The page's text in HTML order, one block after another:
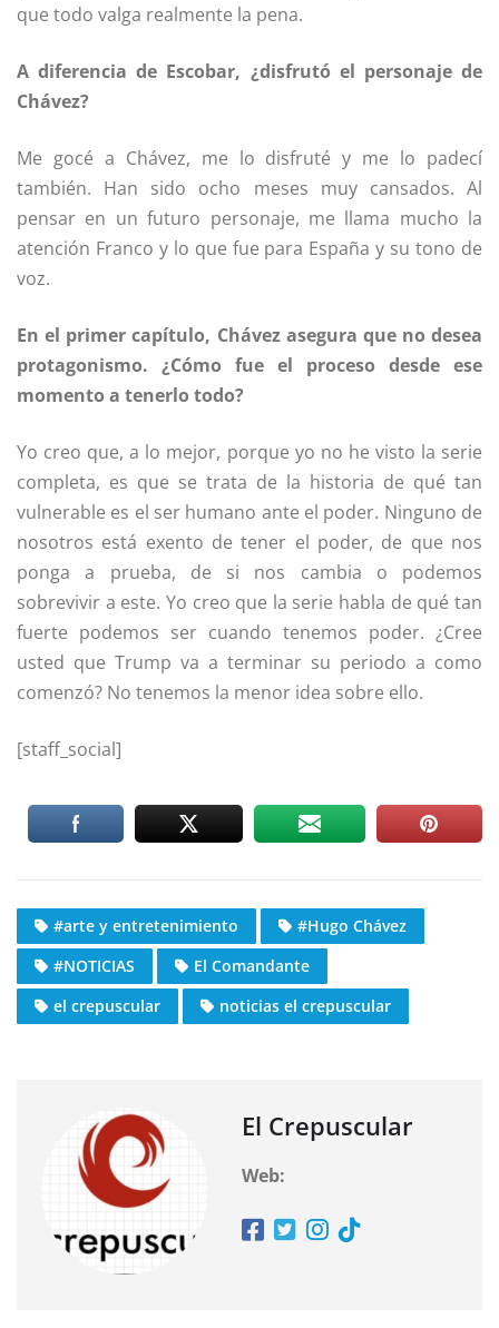
que todo valga realmente la pena.
A diferencia de Escobar, ¿disfrutó el personaje de
Chávez?
Me gocé a Chávez, me lo disfruté y me lo padecí
también. Han sido ocho meses muy cansados. Al
pensar en un futuro personaje, me llama mucho la
atención Franco y lo que fue para España y su tono de
voz.
En el primer capítulo, Chávez asegura que no desea
protagonismo. ¿Cómo fue el proceso desde ese
momento a tenerlo todo?
Yo creo que, a lo mejor, porque yo no he visto la serie
completa, es que se trata de la historia de qué tan
vulnerable es el ser humano ante el poder. Ninguno de
nosotros está exento de tener el poder, de que nos
ponga a prueba, de si nos cambia o podemos
sobrevivir a este. Yo creo que la serie habla de qué tan
fuerte podemos ser cuando tenemos poder. ¿Cree
usted que Trump va a terminar su periodo a como
comenzó? No tenemos la menor idea sobre ello.
[staff_social]
#arte y entretenimiento
#Hugo Chávez
#NOTICIAS
El Comandante
el crepuscular
noticias el crepuscular
El Crepuscular
Web: